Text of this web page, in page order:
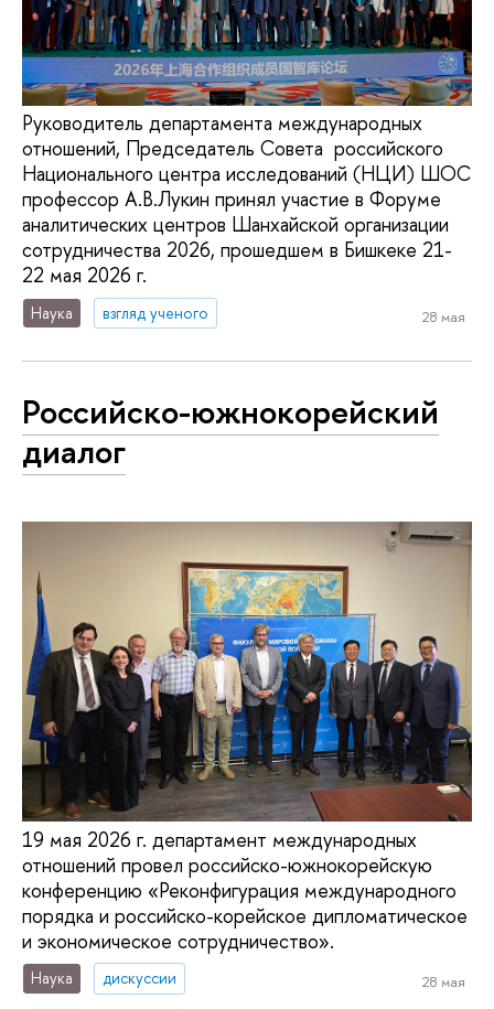
Руководитель департамента международных
отношений, Председатель Совета российского
Национального центра исследований (НЦИ) ШОС
профессор А.В.Лукин принял участие в Форуме
аналитических центров Шанхайской организации
сотрудничества 2026, прошедшем в Бишкеке 21-
22 мая 2026 г.
Наука взгляд ученого 28 мая
Российско-южнокорейский
диалог
19 мая 2026 г. департамент международных
отношений провел российско-южнокорейскую
конференцию «Реконфигурация международного
порядка и российско-корейское дипломатическое
и экономическое сотрудничество».
Наука дискуссии 28 мая